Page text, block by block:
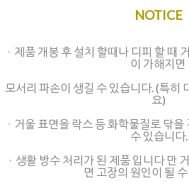
NOTICE
ㆍ제품 개봉 후 설치 할때나 디피 할 때
이 가해지면
모서리 파손이 생길 수 있습니다. (특히
요)
ㆍ거울 표면을 락스 등 화학물질로 닦
수 있습니다.
ㆍ생활 방수 처리가 된 제품 입니다 만
면 고장의 원인이 될